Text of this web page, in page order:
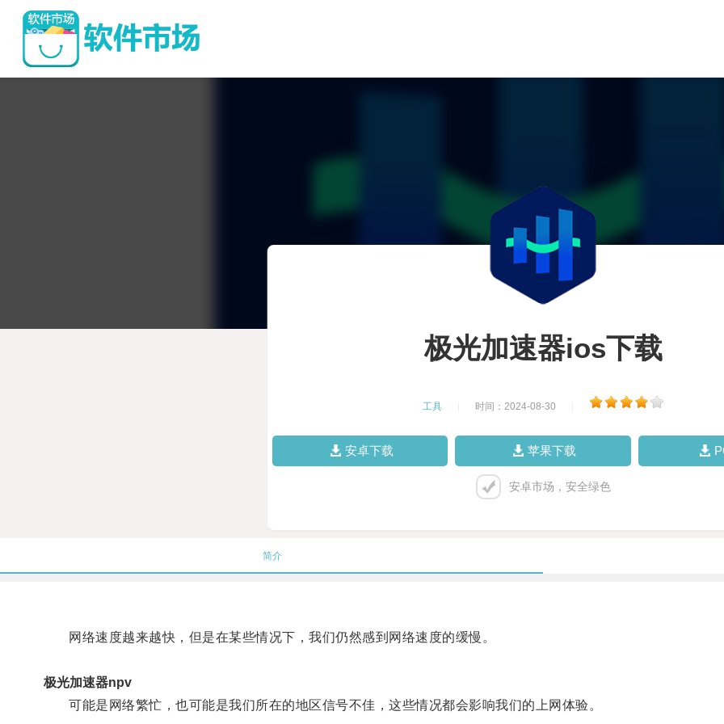
极光加速器ios下载
工具 时间：2024-08-30
安卓下载 苹果下载
安卓市场，安全绿色
简介
网络速度越来越快，但是在某些情况下，我们仍然感到网络速度的缓慢。
极光加速器npv
可能是网络繁忙，也可能是我们所在的地区信号不佳，这些情况都会影响我们的上网体验。